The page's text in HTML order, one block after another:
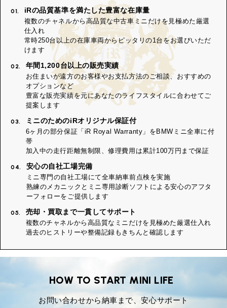
01. iRの品質基準を満たした豊富な在庫量
複数のチャネルから高品質な中古車ミニだけを見極めた厳選
仕入れ
常時250台以上の在庫車両からピッタリの1台をお選びいただ
けます
02. 年間1,200台以上の販売実績
お住まいが遠方のお客様やお支払方法のご相談、おすすめの
オプションなど
豊富な販売実績を元にあなたのライフスタイルに合わせてご
提案します
03. ミニのためのiRオリジナル保証付
6ヶ月の部分保証「iR Royal Warranty」をBMWミニ全車に付
帯
加入中の走行距離無制限、修理費用は累計100万円まで保証
04. 安心の自社工場完備
ミニ専門の自社工場にて全車納車前点検を実施
熟練のメカニックとミニ専用診断ソフトによる安心のアフタ
ーフォローをご提供します
05. 売却・買取まで一貫してサポート
複数のチャネルから高品質なミニだけを見極めた厳選仕入れ
過去のヒストリーや整備記録もきちんと確認します
HOW TO START MINI LIFE
お問い合わせから納車まで、安心サポート